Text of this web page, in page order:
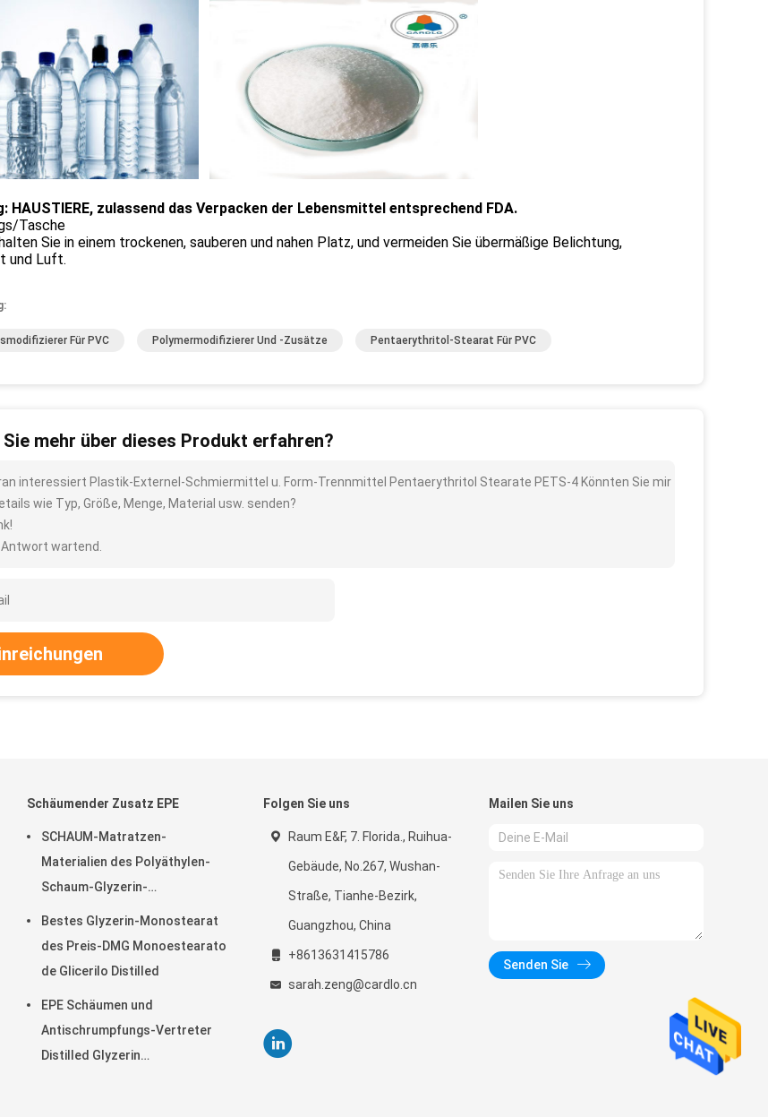
HAUSTIERE, zulassend das Verpacken der Lebensmittel entsprechend FDA.
Tasche
Sie in einem trockenen, sauberen und nahen Platz, und vermeiden Sie übermäßige Belichtung,
und Luft.
Für PVC Polymermodifizierer Und -zusätze Pentaerythritol-Stearat Für PVC
mehr über dieses Produkt erfahren?
interessiert Plastik-Externel-Schmiermittel u. Form-Trennmittel Pentaerythritol Stearate PETS-4 Könnten Sie mir
wie Typ, Größe, Menge, Material usw. senden?
wartend.
Schäumender Zusatz EPE
SCHAUM-Matratzen-
Materialien des Polyäthylen-
Schaum-Glyzerin-
Bestes Glyzerin-Monostearat
des Preis-DMG Monoestearato
de Glicerilo Distilled
EPE Schäumen und
Antischrumpfungs-Vertreter
Distilled Glyzerin
Folgen Sie uns
Raum E&F, 7. Florida., Ruihua-
Gebäude, No.267, Wushan-
Straße, Tianhe-Bezirk,
Guangzhou, China
+8613631415786
sarah.zeng@cardlo.cn
Mailen Sie uns
Senden Sie